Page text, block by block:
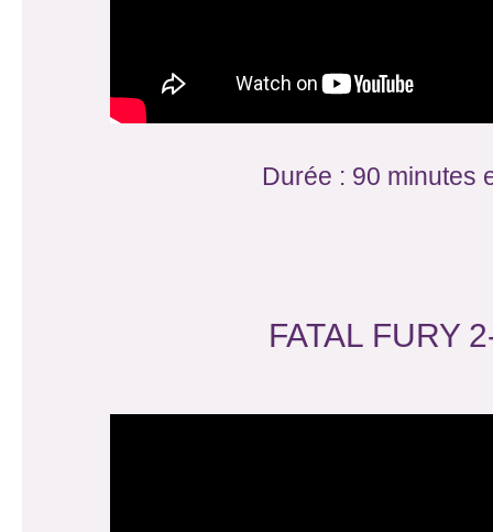
Durée : 90 minutes
FATAL FURY